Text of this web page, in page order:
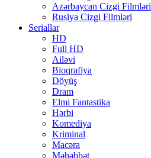
Azərbaycan Cizgi Filmləri
Rusiya Cizgi Filmləri
Seriallar
HD
Full HD
Ailəvi
Bioqrafiya
Döyüş
Dram
Elmi Fantastika
Hərbi
Komediya
Kriminal
Macəra
Məhəbbət